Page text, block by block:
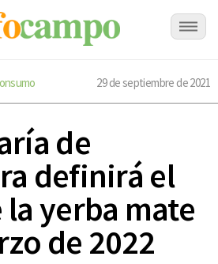
29 de septiembre de 2021
de
definirá el
yerba mate
de 2022